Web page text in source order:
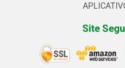
Site